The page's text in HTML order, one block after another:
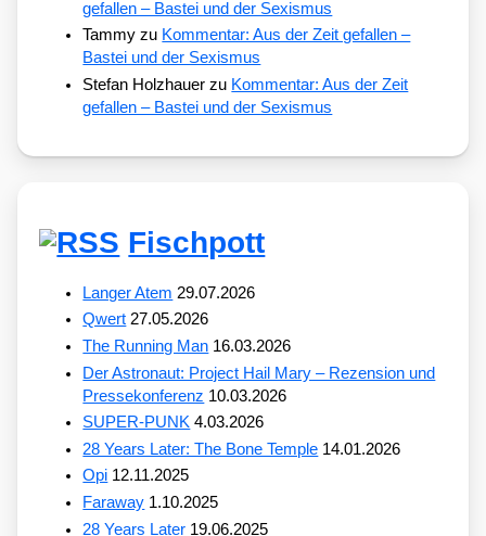
gefallen – Bastei und der Sexismus
Tammy zu Kommentar: Aus der Zeit gefallen –
Bastei und der Sexismus
Stefan Holzhauer zu Kommentar: Aus der Zeit
gefallen – Bastei und der Sexismus
Fischpott
Langer Atem 29.07.2026
Qwert 27.05.2026
The Running Man 16.03.2026
Der Astronaut: Project Hail Mary – Rezension und
Pressekonferenz 10.03.2026
SUPER-PUNK 4.03.2026
28 Years Later: The Bone Temple 14.01.2026
Opi 12.11.2025
Faraway 1.10.2025
28 Years Later 19.06.2025